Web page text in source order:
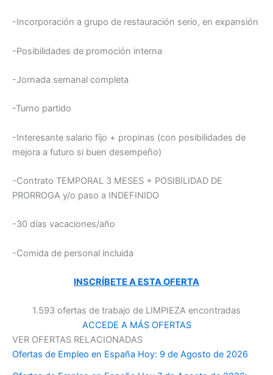
-Incorporación a grupo de restauración serio, en expansión
-Posibilidades de promoción interna
-Jornada semanal completa
-Turno partido
-Interesante salario fijo + propinas (con posibilidades de
mejora a futuro si buen desempeño)
-Contrato TEMPORAL 3 MESES + POSIBILIDAD DE
PRORROGA y/o paso a INDEFINIDO
-30 días vacaciones/año
-Comida de personal incluida
INSCRÍBETE A ESTA OFERTA
1.593 ofertas de trabajo de LIMPIEZA encontradas
ACCEDE A MÁS OFERTAS
VER OFERTAS RELACIONADAS
Ofertas de Empleo en España Hoy: 9 de Agosto de 2026